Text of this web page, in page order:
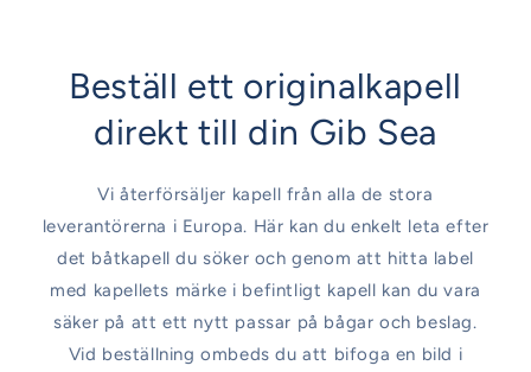
Beställ ett originalkapell
direkt till din Gib Sea
Vi återförsäljer kapell från alla de stora
leverantörerna i Europa. Här kan du enkelt leta efter
det båtkapell du söker och genom att hitta label
med kapellets märke i befintligt kapell kan du vara
säker på att ett nytt passar på bågar och beslag.
Vid beställning ombeds du att bifoga en bild i